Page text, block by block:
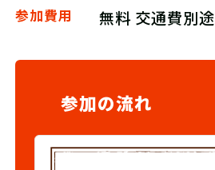
参加費用 無料 交通費別途
参加の流れ